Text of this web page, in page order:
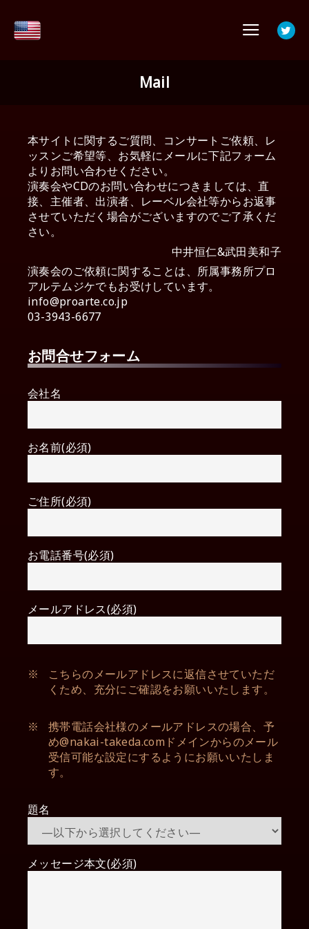
Mail
本サイトに関するご質問、コンサートご依頼、レ
ッスンご希望等、お気軽にメールに下記フォーム
よりお問い合わせください。
演奏会やCDのお問い合わせにつきましては、直
接、主催者、出演者、レーベル会社等からお返事
させていただく場合がございますのでご了承くだ
さい。
中井恒仁&武田美和子
演奏会のご依頼に関することは、所属事務所プロ
アルテムジケでもお受けしています。
info@proarte.co.jp
03-3943-6677
お問合せフォーム
会社名
お名前(必須)
ご住所(必須)
お電話番号(必須)
メールアドレス(必須)
※
こちらのメールアドレスに返信させていただ
くため、充分にご確認をお願いいたします。
※
携帯電話会社様のメールアドレスの場合、予
め@nakai-takeda.comドメインからのメール
受信可能な設定にするようにお願いいたしま
す。
題名
メッセージ本文(必須)